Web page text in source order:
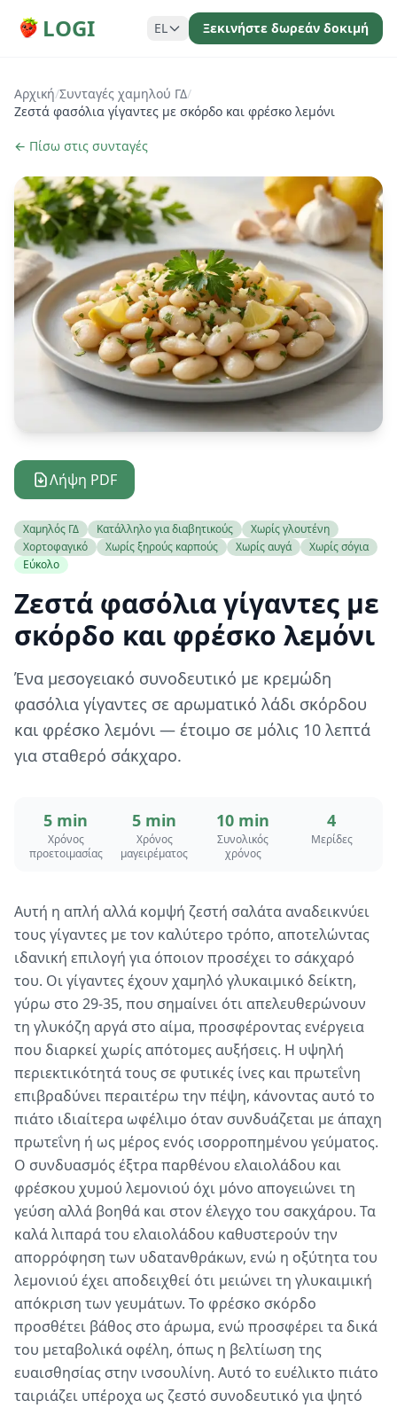
LOGI EL Ξεκινήστε δωρεάν δοκιμή
Αρχική/Συνταγές χαμηλού ΓΔ/
Ζεστά φασόλια γίγαντες με σκόρδο και φρέσκο λεμόνι
← Πίσω στις συνταγές
Λήψη PDF
Χαμηλός ΓΔ Κατάλληλο για διαβητικούς
Χωρίς γλουτένη
Χορτοφαγικό
Χωρίς ξηρούς καρπούς Χωρίς αυγά
Χωρίς σόγια
Εύκολο
Ζεστά φασόλια γίγαντες με
σκόρδο και φρέσκο λεμόνι
Ένα μεσογειακό συνοδευτικό με κρεμώδη
φασόλια γίγαντες σε αρωματικό λάδι σκόρδου
και φρέσκο λεμόνι — έτοιμο σε μόλις 10 λεπτά
για σταθερό σάκχαρο.
5 min
Χρόνος
προετοιμασίας
5 min
Χρόνος
μαγειρέματος
10 min
Συνολικός
χρόνος
4
Μερίδες
Αυτή η απλή αλλά κομψή ζεστή σαλάτα αναδεικνύει
τους γίγαντες με τον καλύτερο τρόπο, αποτελώντας
ιδανική επιλογή για όποιον προσέχει το σάκχαρό
του. Οι γίγαντες έχουν χαμηλό γλυκαιμικό δείκτη,
γύρω στο 29-35, που σημαίνει ότι απελευθερώνουν
τη γλυκόζη αργά στο αίμα, προσφέροντας ενέργεια
που διαρκεί χωρίς απότομες αυξήσεις. Η υψηλή
περιεκτικότητά τους σε φυτικές ίνες και πρωτεΐνη
επιβραδύνει περαιτέρω την πέψη, κάνοντας αυτό το
πιάτο ιδιαίτερα ωφέλιμο όταν συνδυάζεται με άπαχη
πρωτεΐνη ή ως μέρος ενός ισορροπημένου γεύματος.
Ο συνδυασμός έξτρα παρθένου ελαιολάδου και
φρέσκου χυμού λεμονιού όχι μόνο απογειώνει τη
γεύση αλλά βοηθά και στον έλεγχο του σακχάρου. Τα
καλά λιπαρά του ελαιολάδου καθυστερούν την
απορρόφηση των υδατανθράκων, ενώ η οξύτητα του
λεμονιού έχει αποδειχθεί ότι μειώνει τη γλυκαιμική
απόκριση των γευμάτων. Το φρέσκο σκόρδο
προσθέτει βάθος στο άρωμα, ενώ προσφέρει τα δικά
του μεταβολικά οφέλη, όπως η βελτίωση της
ευαισθησίας στην ινσουλίνη. Αυτό το ευέλικτο πιάτο
ταιριάζει υπέροχα ως ζεστό συνοδευτικό για ψητό